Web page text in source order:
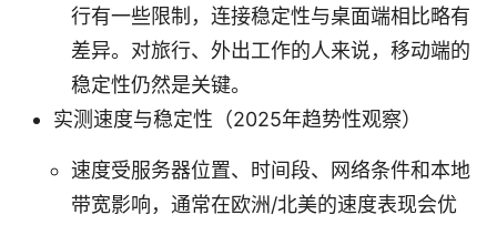
行有一些限制，连接稳定性与桌面端相比略有
差异。对旅行、外出工作的人来说，移动端的
稳定性仍然是关键。
实测速度与稳定性（2025年趋势性观察）
速度受服务器位置、时间段、网络条件和本地
带宽影响，通常在欧洲/北美的速度表现会优